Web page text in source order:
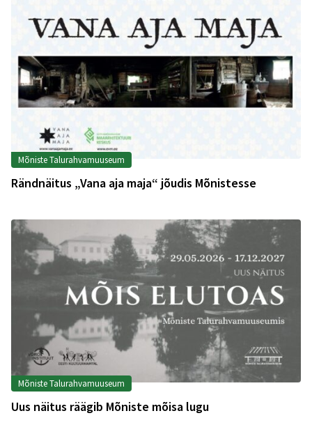
Mõniste Talurahvamuuseum
Rändnäitus „Vana aja maja“ jõudis Mõnistesse
Mõniste Talurahvamuuseum
Uus näitus räägib Mõniste mõisa lugu